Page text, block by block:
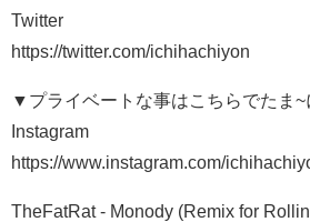
Twitter
https://twitter.com/ichihachiyon
▼プライベートな事はこちらでたま~
Instagram
https://www.instagram.com/
TheFatRat - Monody (Remix for